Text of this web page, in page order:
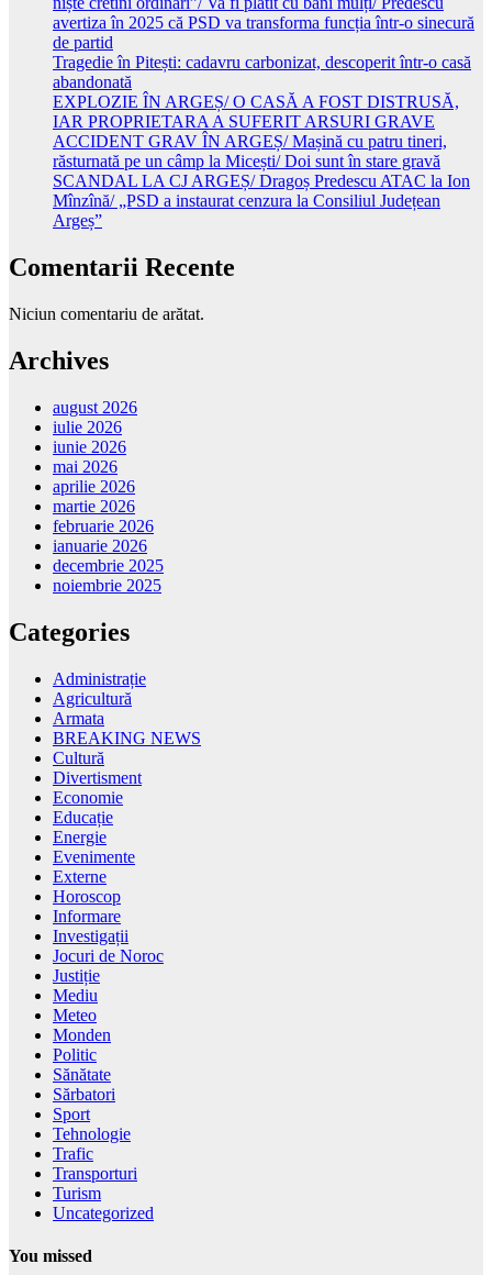
avertiza în 2025 că PSD va transforma funcția într-o sinecură
de partid
Tragedie în Pitești: cadavru carbonizat, descoperit într-o casă
abandonată
EXPLOZIE ÎN ARGEȘ/ O CASĂ A FOST DISTRUSĂ,
IAR PROPRIETARA A SUFERIT ARSURI GRAVE
ACCIDENT GRAV ÎN ARGEȘ/ Mașină cu patru tineri,
răsturnată pe un câmp la Micești/ Doi sunt în stare gravă
SCANDAL LA CJ ARGEȘ/ Dragoș Predescu ATAC la Ion
Mînzînă/ „PSD a instaurat cenzura la Consiliul Județean
Argeș”
Comentarii Recente
Niciun comentariu de arătat.
Archives
august 2026
iulie 2026
iunie 2026
mai 2026
aprilie 2026
martie 2026
februarie 2026
ianuarie 2026
decembrie 2025
noiembrie 2025
Categories
Administrație
Agricultură
Armata
BREAKING NEWS
Cultură
Divertisment
Economie
Educație
Energie
Evenimente
Externe
Horoscop
Informare
Investigații
Jocuri de Noroc
Justiție
Mediu
Meteo
Monden
Politic
Sănătate
Sărbatori
Sport
Tehnologie
Trafic
Transporturi
Turism
Uncategorized
You missed